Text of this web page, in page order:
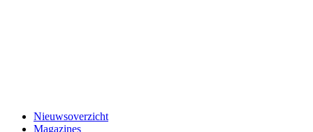
Nieuwsoverzicht
Magazines